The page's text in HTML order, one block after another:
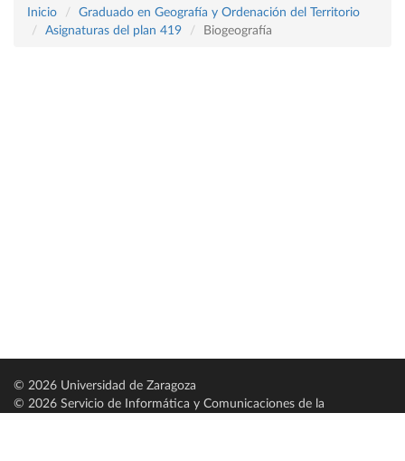
Inicio
Graduado en Geografía y Ordenación del Territorio
Asignaturas del plan 419
Biogeografía
© 2026 Universidad de Zaragoza
© 2026 Servicio de Informática y Comunicaciones de la